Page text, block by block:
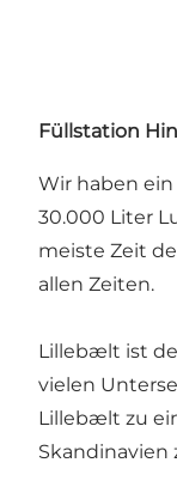
Füllstation
Wir haben
30.000 Liter
meiste Zeit
allen Zeiten.
Lillebælt ist
vielen
Lillebælt zu
Skandinavien